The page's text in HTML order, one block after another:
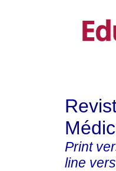
Print
line